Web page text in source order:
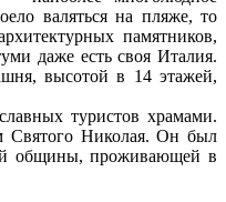
валяться на пляже, то
памятников,
даже есть своя Италия.
высотой в 14 этажей,
туристов храмами.
Святого Николая. Он был
общины, проживающей в